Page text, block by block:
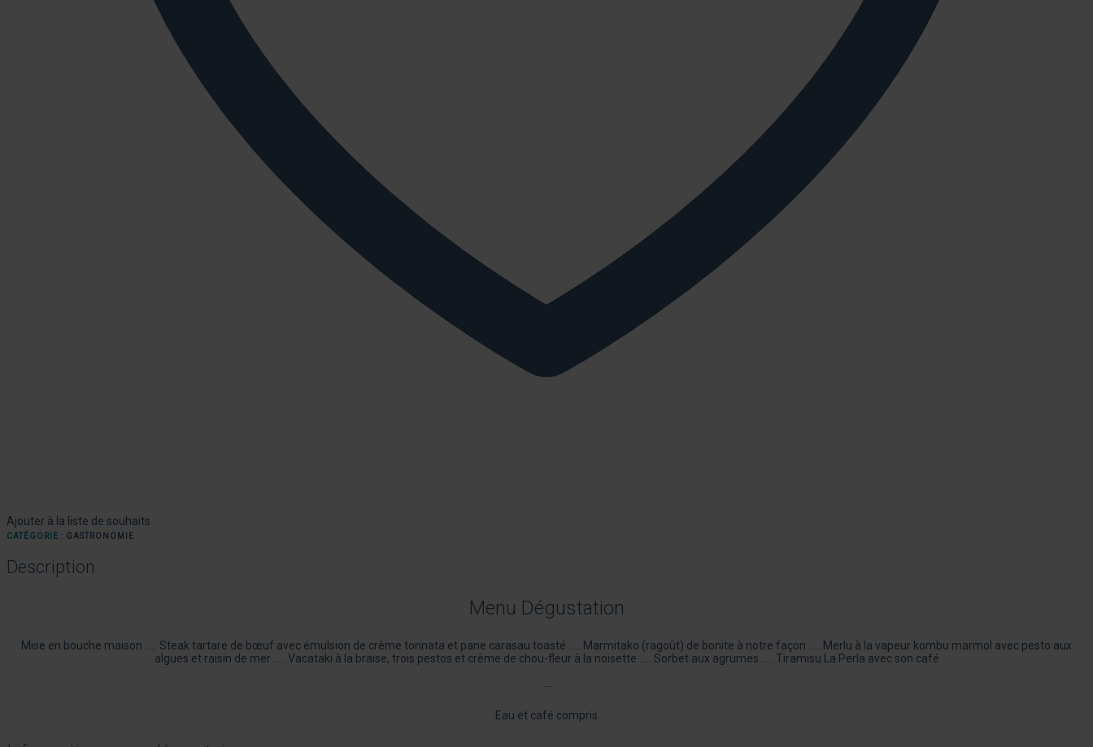
Ajouter à la liste de souhaits
CATÉGORIE : GASTRONOMIE
Description
Menu Dégustation
Mise en bouche maison ….. Steak tartare de bœuf avec émulsion de crème tonnata et pane carasau toasté ….. Marmitako (ragoût) de bonite à notre façon ….. Merlu à la vapeur kombu marmol avec pesto aux
algues et raisin de mer ….. Vacataki à la braise, trois pestos et crème de chou-fleur à la noisette ….. Sorbet aux agrumes ….. Tiramisu La Perla avec son café
Eau et café compris